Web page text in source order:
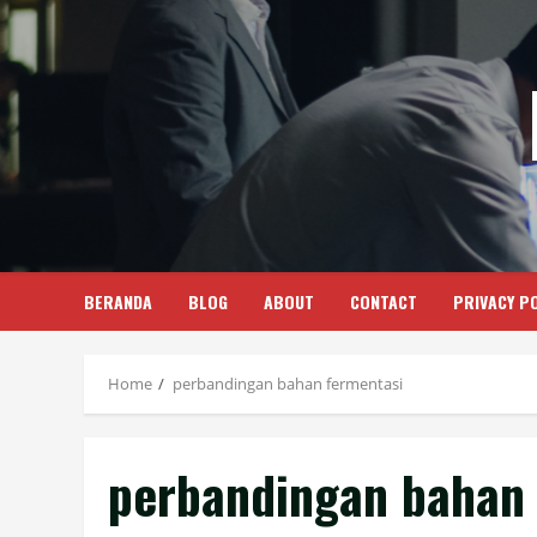
Skip
content
BERANDA BLOG ABOUT CONTACT PRIVACY
Home perbandingan bahan fermentasi
perbandingan